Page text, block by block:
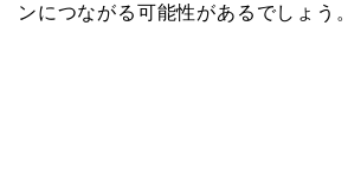
ンにつながる可能性があるでしょう。